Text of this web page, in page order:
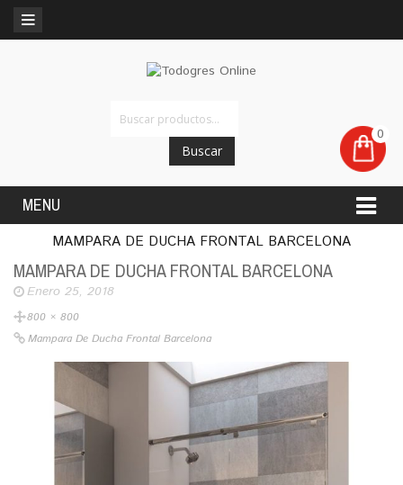
0
MENU
Buscar
MAMPARA DE DUCHA FRONTAL BARCELONA
MAMPARA DE DUCHA FRONTAL BARCELONA
Enero 25, 2018
800 × 800
Mampara De Ducha Frontal Barcelona